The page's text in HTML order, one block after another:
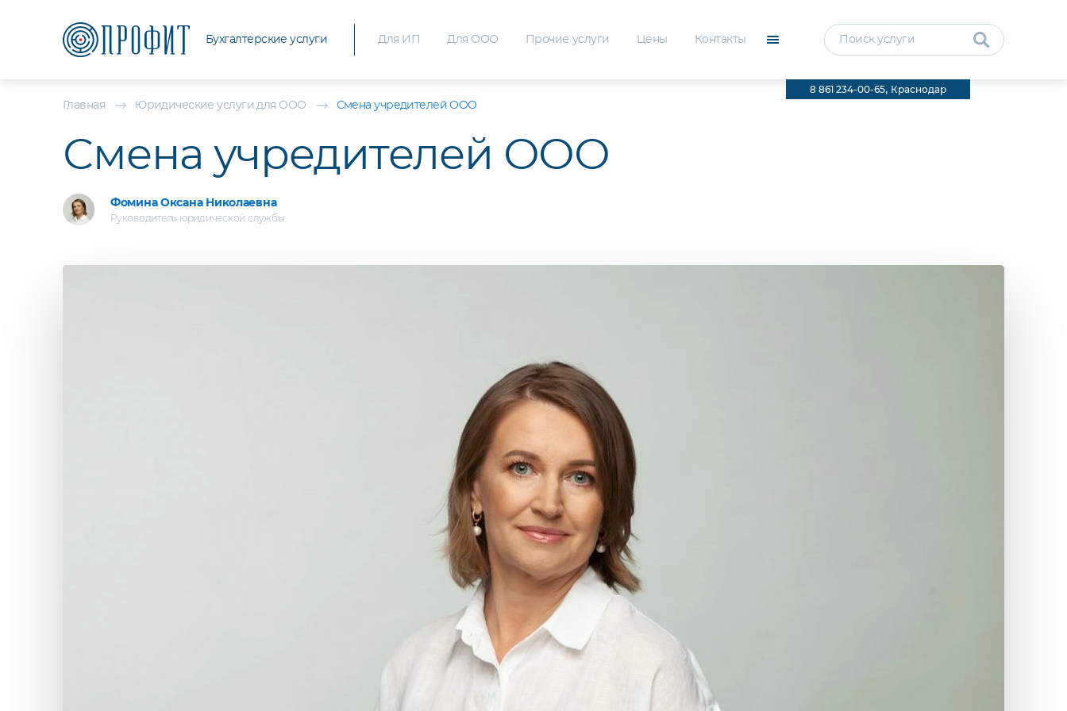
Бухгалтерские услуги Для ИП Для ООО Прочие услуги Цены Контакты Поиск услуги
8 861 234-00-65, Краснодар
Главная Юридические услуги для ООО Смена учредителей ООО
Смена учредителей ООО
Фомина Оксана Николаевна
Руководитель юридической службы